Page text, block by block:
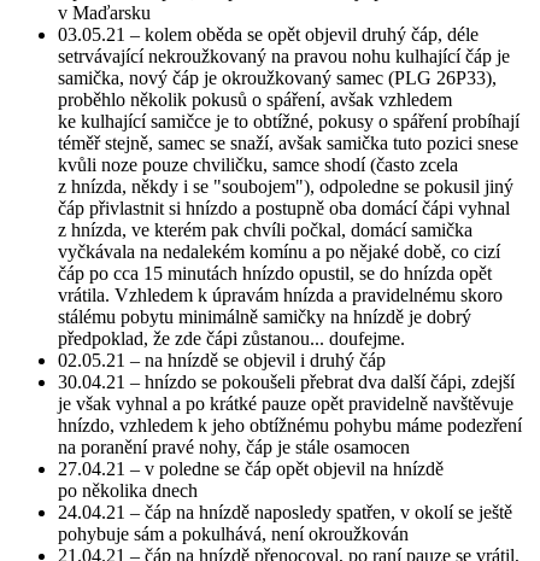
v Maďarsku
03.05.21 – kolem oběda se opět objevil druhý čáp, déle
setrvávající nekroužkovaný na pravou nohu kulhající čáp je
samička, nový čáp je okroužkovaný samec (PLG 26P33),
proběhlo několik pokusů o spáření, avšak vzhledem
ke kulhající samičce je to obtížné, pokusy o spáření probíhají
téměř stejně, samec se snaží, avšak samička tuto pozici snese
kvůli noze pouze chviličku, samce shodí (často zcela
z hnízda, někdy i se "soubojem"), odpoledne se pokusil jiný
čáp přivlastnit si hnízdo a postupně oba domácí čápi vyhnal
z hnízda, ve kterém pak chvíli počkal, domácí samička
vyčkávala na nedalekém komínu a po nějaké době, co cizí
čáp po cca 15 minutách hnízdo opustil, se do hnízda opět
vrátila. Vzhledem k úpravám hnízda a pravidelnému skoro
stálému pobytu minimálně samičky na hnízdě je dobrý
předpoklad, že zde čápi zůstanou... doufejme.
02.05.21 – na hnízdě se objevil i druhý čáp
30.04.21 – hnízdo se pokoušeli přebrat dva další čápi, zdejší
je však vyhnal a po krátké pauze opět pravidelně navštěvuje
hnízdo, vzhledem k jeho obtížnému pohybu máme podezření
na poranění pravé nohy, čáp je stále osamocen
27.04.21 – v poledne se čáp opět objevil na hnízdě
po několika dnech
24.04.21 – čáp na hnízdě naposledy spatřen, v okolí se ještě
pohybuje sám a pokulhává, není okroužkován
21.04.21 – čáp na hnízdě přenocoval, po raní pauze se vrátil,